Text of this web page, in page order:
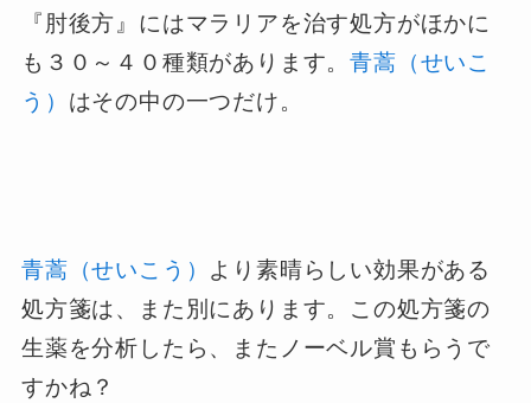
『肘後方』にはマラリアを治す処方がほかに
も３０～４０種類があります。青蒿（せいこ
う） はその中の一つだけ。
青蒿（せいこう） より素晴らしい効果がある
処方箋は、また別にあります。この処方箋の
生薬を分析したら、またノーベル賞もらうで
すかね？